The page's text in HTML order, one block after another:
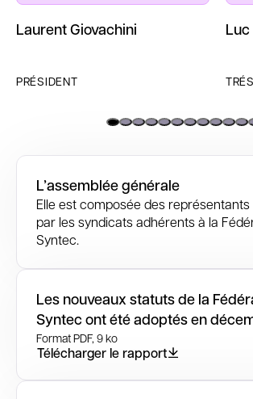
Laurent Giovachini
PRÉSIDENT
L’assemblée générale
Elle est composée des
par les syndicats adhérents à la
Syntec.
Les nouveaux statuts de la
Syntec ont été adoptés en
Format PDF, 9 ko
Télécharger le rapport